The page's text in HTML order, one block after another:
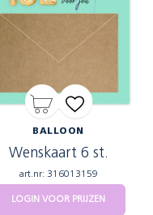
BALLOON
Wenskaart 6 st.
art.nr: 316013159
LOGIN VOOR PRIJZEN